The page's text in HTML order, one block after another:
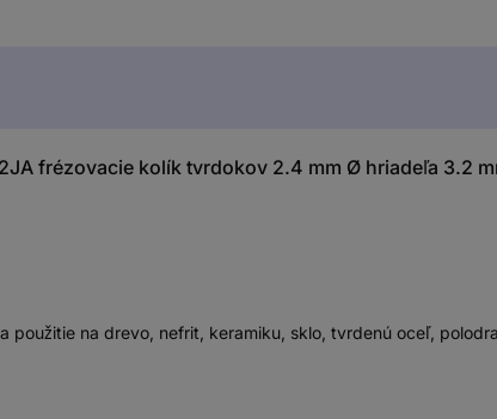
frézovacie kolík tvrdokov 2.4 mm Ø hriadeľa 3.2
na drevo, nefrit, keramiku, sklo, tvrdenú oceľ,